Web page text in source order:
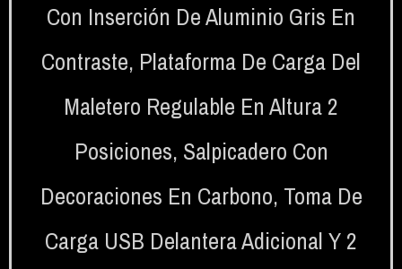
Con Inserción De Aluminio Gris En
Contraste, Plataforma De Carga Del
Maletero Regulable En Altura 2
Posiciones, Salpicadero Con
Decoraciones En Carbono, Toma De
Carga USB Delantera Adicional Y 2